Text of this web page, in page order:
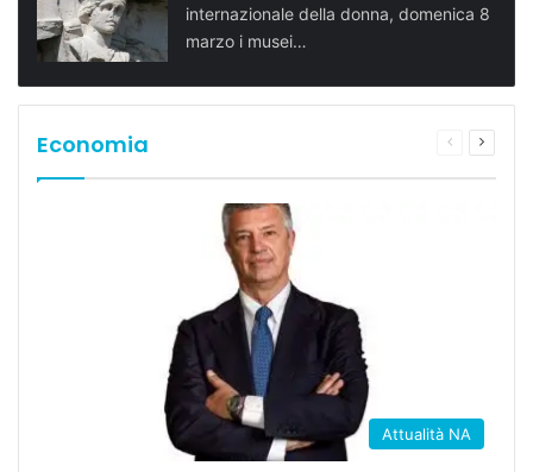
internazionale della donna, domenica 8
marzo i musei…
Economia
Pagina
Attualità NA